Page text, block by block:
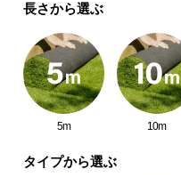
に
い
て
経
天然芝のようにリア
長さから選ぶ
5m 10m
タイプから選ぶ